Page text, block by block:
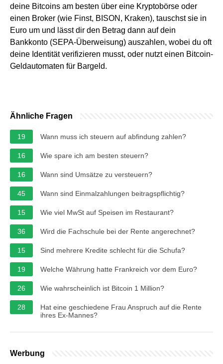
deine Bitcoins am besten über eine Kryptobörse oder
einen Broker (wie Finst, BISON, Kraken), tauschst sie in
Euro um und lässt dir den Betrag dann auf dein
Bankkonto (SEPA-Überweisung) auszahlen, wobei du oft
deine Identität verifizieren musst, oder nutzt einen Bitcoin-
Geldautomaten für Bargeld.
Ähnliche Fragen
19 Wann muss ich steuern auf abfindung zahlen?
16 Wie spare ich am besten steuern?
16 Wann sind Umsätze zu versteuern?
45 Wann sind Einmalzahlungen beitragspflichtig?
15 Wie viel MwSt auf Speisen im Restaurant?
36 Wird die Fachschule bei der Rente angerechnet?
15 Sind mehrere Kredite schlecht für die Schufa?
19 Welche Währung hatte Frankreich vor dem Euro?
26 Wie wahrscheinlich ist Bitcoin 1 Million?
28
Hat eine geschiedene Frau Anspruch auf die Rente
ihres Ex-Mannes?
Werbung